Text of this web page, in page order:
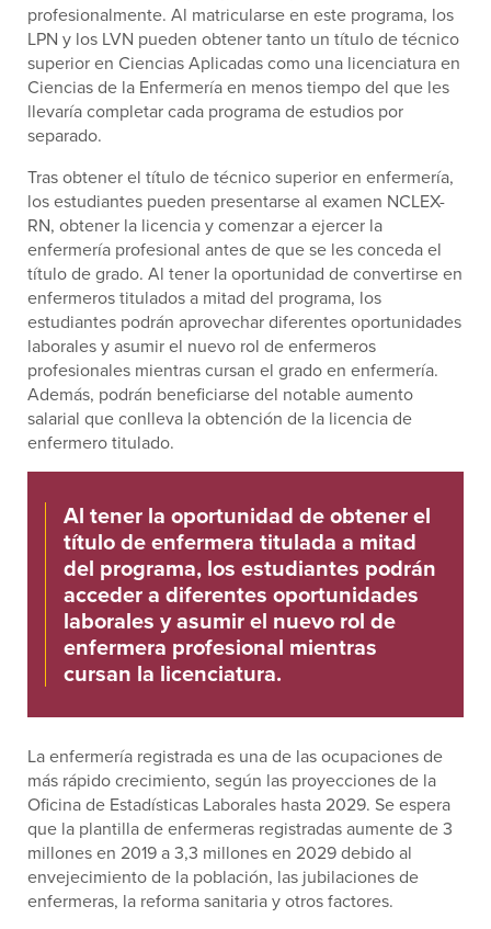
profesionalmente. Al matricularse en este programa, los
LPN y los LVN pueden obtener tanto un título de técnico
superior en Ciencias Aplicadas como una licenciatura en
Ciencias de la Enfermería en menos tiempo del que les
llevaría completar cada programa de estudios por
separado.
Tras obtener el título de técnico superior en enfermería,
los estudiantes pueden presentarse al examen NCLEX-
RN, obtener la licencia y comenzar a ejercer la
enfermería profesional antes de que se les conceda el
título de grado. Al tener la oportunidad de convertirse en
enfermeros titulados a mitad del programa, los
estudiantes podrán aprovechar diferentes oportunidades
laborales y asumir el nuevo rol de enfermeros
profesionales mientras cursan el grado en enfermería.
Además, podrán beneficiarse del notable aumento
salarial que conlleva la obtención de la licencia de
enfermero titulado.
Al tener la oportunidad de obtener el
título de enfermera titulada a mitad
del programa, los estudiantes podrán
acceder a diferentes oportunidades
laborales y asumir el nuevo rol de
enfermera profesional mientras
cursan la licenciatura.
La enfermería registrada es una de las ocupaciones de
más rápido crecimiento, según las proyecciones de la
Oficina de Estadísticas Laborales hasta 2029. Se espera
que la plantilla de enfermeras registradas aumente de 3
millones en 2019 a 3,3 millones en 2029 debido al
envejecimiento de la población, las jubilaciones de
enfermeras, la reforma sanitaria y otros factores.